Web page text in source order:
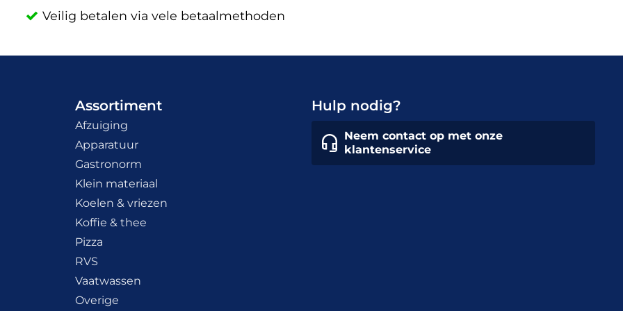
Veilig betalen via vele betaalmethoden
Assortiment
Afzuiging
Apparatuur
Gastronorm
Klein materiaal
Koelen & vriezen
Koffie & thee
Pizza
RVS
Vaatwassen
Overige
Hulp nodig?
Neem contact op met onze
klantenservice